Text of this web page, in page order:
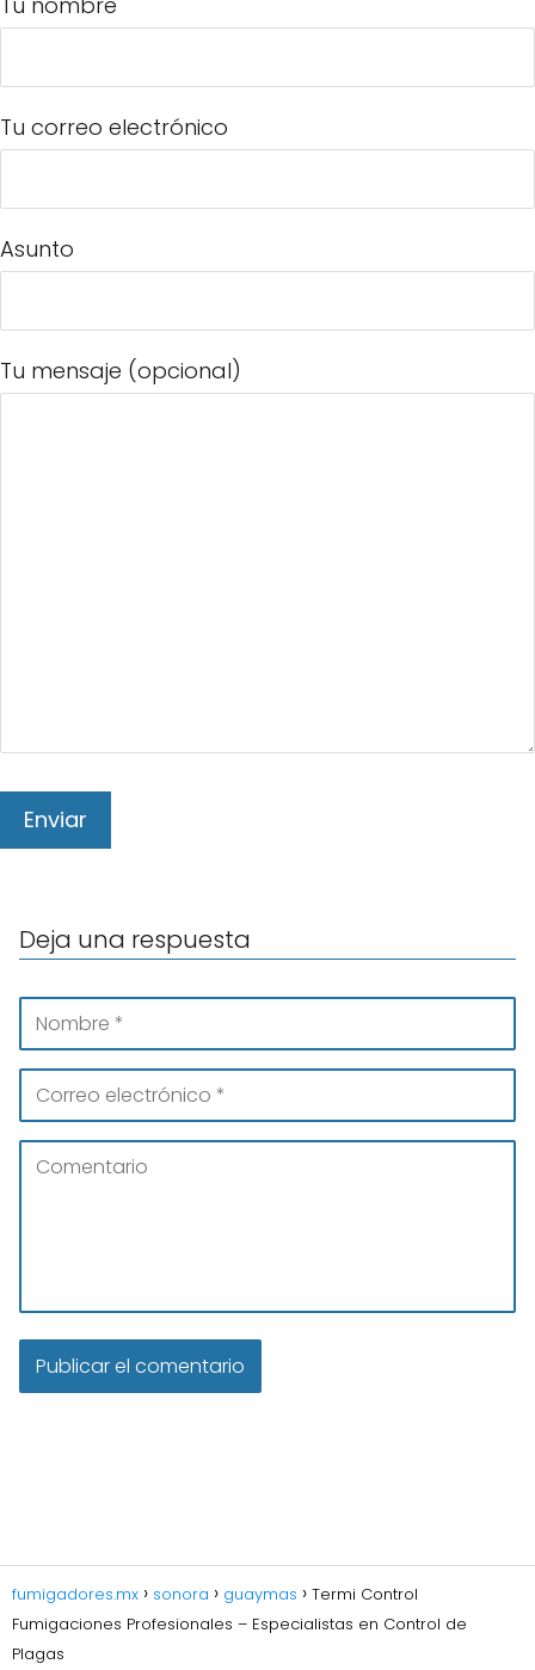
Tu correo electrónico
Asunto
Tu mensaje (opcional)
Deja una respuesta
fumigadores.mx sonora guaymas
Termi Control
Fumigaciones Profesionales – Especialistas en Control de
Plagas